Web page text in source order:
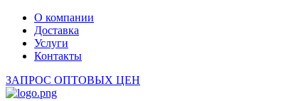
О компании
Доставка
Услуги
Контакты
ЗАПРОС ОПТОВЫХ ЦЕН